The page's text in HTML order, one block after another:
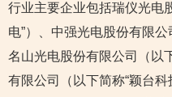
行业主要企业包括瑞仪光电
电”）、中强光电股份有限
名山光电股份有限公司（以
有限公司（以下简称“颖台